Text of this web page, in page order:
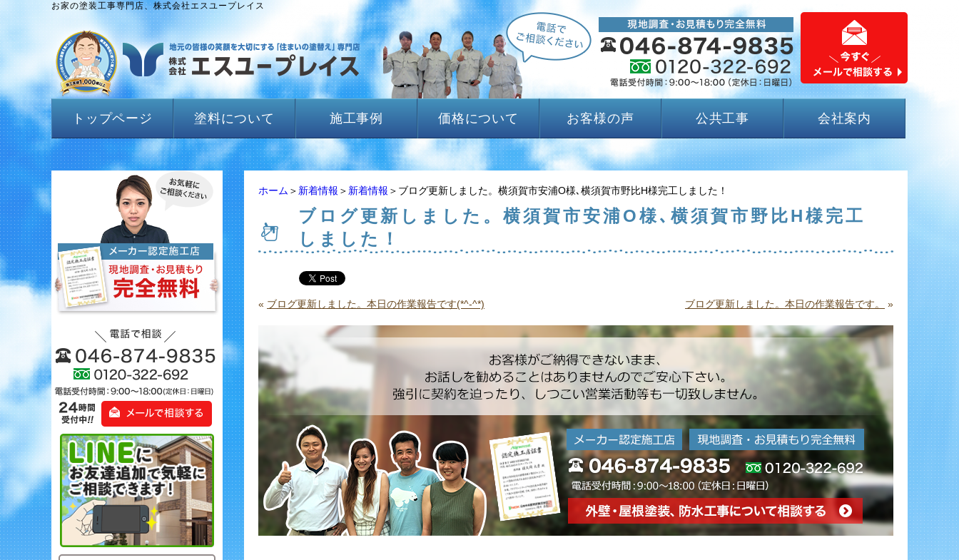
お家の塗装工事専門店、株式会社エスユープレイス
トップページ 塗料について 施工事例 価格について お客様の声 公共工事 会社案内
ホーム ＞ 新着情報 ＞ 新着情報 ＞ブログ更新しました。横須賀市安浦O様､横須賀市野比H様完工しました！
ブログ更新しました。横須賀市安浦O様､横須賀市野比H様完工
しました！
« ブログ更新しました。本日の作業報告です(*^-^*) ブログ更新しました。本日の作業報告です。 »